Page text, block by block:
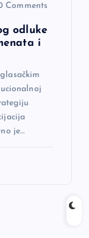
Comments
odluke
i
je…